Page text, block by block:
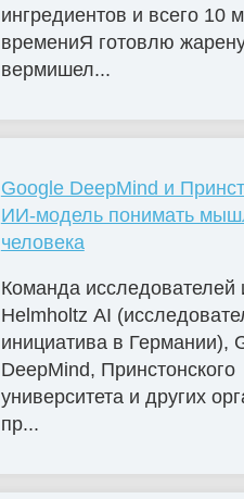
ингредиентов и всего 10
времениЯ готовлю
вермишел...
Google DeepMind и
ИИ-модель понимать
человека
Команда исследователей
Helmholtz AI
инициатива в Германии),
DeepMind, Принстонского
университета и других
пр...